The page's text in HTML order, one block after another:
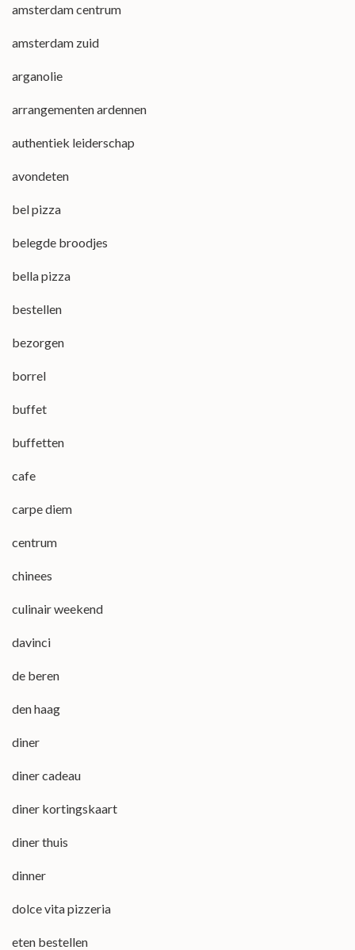
amsterdam centrum
amsterdam zuid
arganolie
arrangementen ardennen
authentiek leiderschap
avondeten
bel pizza
belegde broodjes
bella pizza
bestellen
bezorgen
borrel
buffet
buffetten
cafe
carpe diem
centrum
chinees
culinair weekend
davinci
de beren
den haag
diner
diner cadeau
diner kortingskaart
diner thuis
dinner
dolce vita pizzeria
eten bestellen